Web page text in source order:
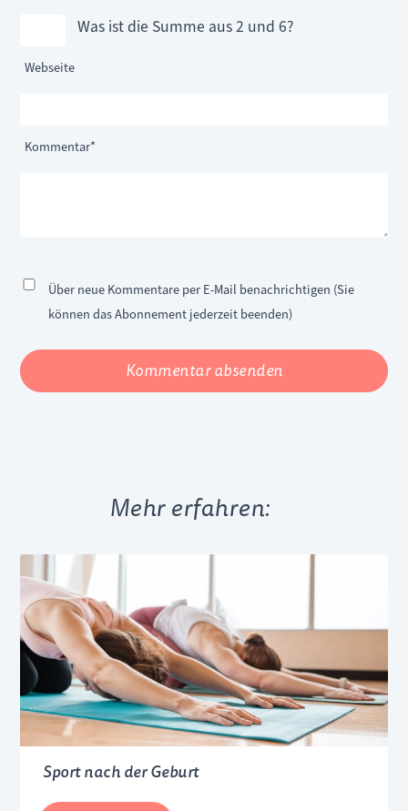
Webseite
Was ist die Summe aus 2 und 6?
Pflichtfeld
Kommentar*
Über neue Kommentare per E-Mail benachrichtigen (Sie
können das Abonnement jederzeit beenden)
Kommentar absenden
Mehr erfahren:
Sport nach der Geburt